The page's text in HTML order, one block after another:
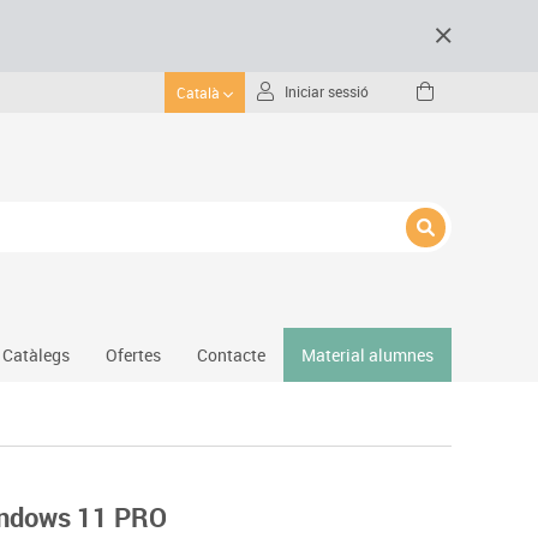
Català Iniciar sessió
Protecció esportiva
Catàlegs Ofertes Contacte Material alumnes
11 PRO